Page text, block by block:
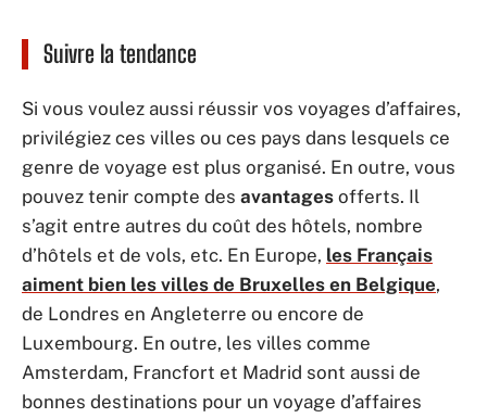
Suivre la tendance
Si vous voulez aussi réussir vos voyages d’affaires,
privilégiez ces villes ou ces pays dans lesquels ce
genre de voyage est plus organisé. En outre, vous
pouvez tenir compte des avantages offerts. Il
s’agit entre autres du coût des hôtels, nombre
d’hôtels et de vols, etc. En Europe, les Français
aiment bien les villes de Bruxelles en Belgique,
de Londres en Angleterre ou encore de
Luxembourg. En outre, les villes comme
Amsterdam, Francfort et Madrid sont aussi de
bonnes destinations pour un voyage d’affaires